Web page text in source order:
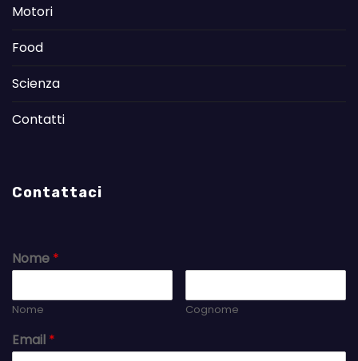
Motori
Food
Scienza
Contatti
Contattaci
Nome *
Nome Cognome
Email *